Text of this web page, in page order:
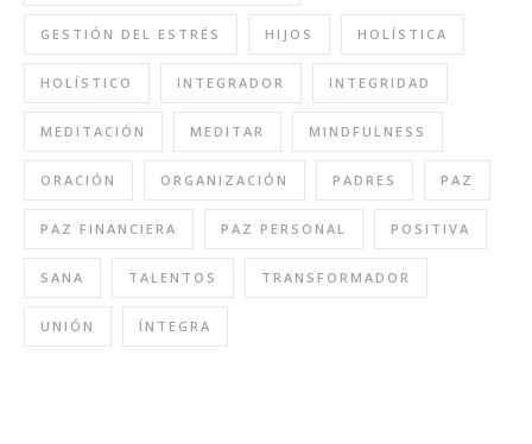
GESTIÓN DEL ESTRÉS HIJOS HOLÍSTICA
HOLÍSTICO INTEGRADOR INTEGRIDAD
MEDITACIÓN MEDITAR MINDFULNESS
ORACIÓN ORGANIZACIÓN PADRES PAZ
PAZ FINANCIERA PAZ PERSONAL POSITIVA
SANA TALENTOS TRANSFORMADOR
UNIÓN ÍNTEGRA